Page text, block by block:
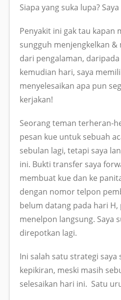
Siapa yang suka lupa? Saya
Penyakit ini gak tau kapan
sungguh menjengkelkan
dari pengalaman,
kemudian hari, saya
menyelesaikan apa pun
kerjakan!
Seorang teman terheran-
pesan kue untuk sebuah
sebulan lagi, tetapi saya
ini. Bukti transfer saya
membuat kue dan ke
dengan nomor telpon
belum datang pada hari H,
menelpon langsung. Saya
direpotkan lagi.
Ini salah satu strategi saya
kepikiran, meski masih
selesaikan hari ini. Satu